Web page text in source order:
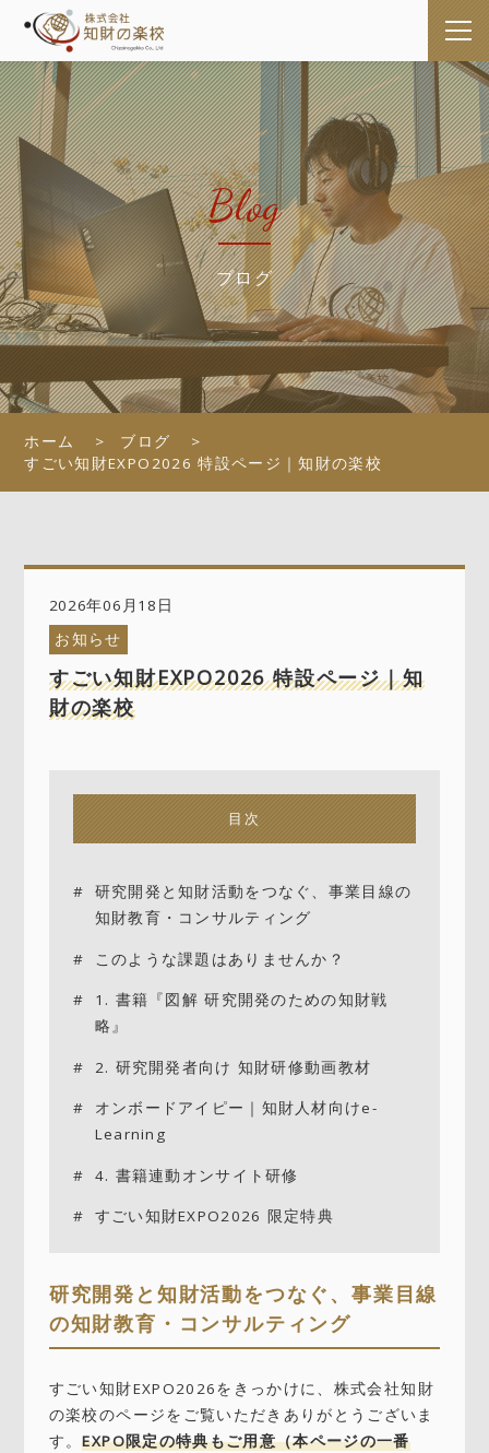
Blog
ブログ
ホーム
ブログ
すごい知財EXPO2026 特設ページ｜知財の楽校
2026年06月18日
お知らせ
すごい知財EXPO2026 特設ページ｜知
財の楽校
目次
研究開発と知財活動をつなぐ、事業目線の
知財教育・コンサルティング
このような課題はありませんか？
1. 書籍『図解 研究開発のための知財戦
略』
2. 研究開発者向け 知財研修動画教材
オンボードアイピー｜知財人材向けe-
Learning
4. 書籍連動オンサイト研修
すごい知財EXPO2026 限定特典
研究開発と知財活動をつなぐ、事業目線
の知財教育・コンサルティング
すごい知財EXPO2026をきっかけに、株式会社知財
の楽校のページをご覧いただきありがとうございま
す。EXPO限定の特典もご用意（本ページの一番